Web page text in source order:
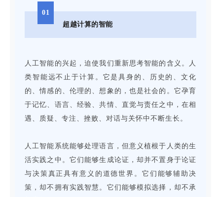
01
超越计算的智能
人工智能的兴起，迫使我们重新思考智能的含义。人
类智能远不止于计算。它是具身的、历史的、文化
的、情感的、伦理的、想象的，也是社会的。它孕育
于记忆、语言、经验、共情、直觉与责任之中，在相
遇、质疑、专注、挫败、对话与关怀中不断生长。
人工智能系统能够处理语言，但意义植根于人类的生
活实践之中。它们能够生成论证，却并不置身于论证
与决策真正具有意义的道德世界。它们能够辅助决
策，却不拥有实践智慧。它们能够模拟选择，却不承